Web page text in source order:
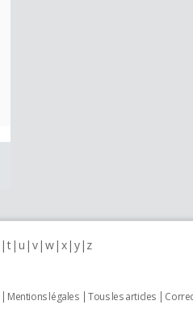
t u v w x y z
Mentions légales Tous les articles